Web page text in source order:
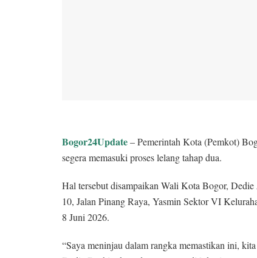
Bogor24Update– Pemerintah Kota (Pemkot)
segera memasuki proses lelang tahap dua.
Hal tersebut disampaikan Wali Kota Bogor,
10, Jalan Pinang Raya, Yasmin Sektor VI
8 Juni 2026.
“Saya meninjau dalam rangka memastikan ini,